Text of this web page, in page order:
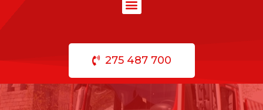
275 487 700